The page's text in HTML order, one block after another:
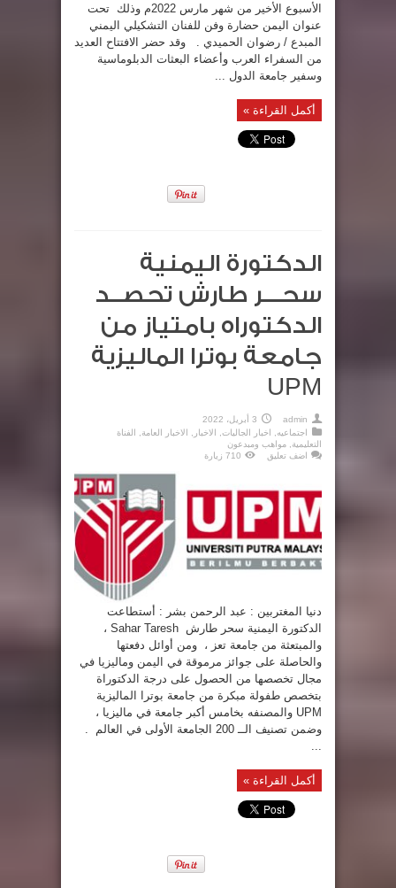
الأسبوع الأخير من شهر مارس 2022م وذلك تحت
عنوان اليمن حضارة وفن للفنان التشكيلي اليمني
المبدع / رضوان الحميدي . وقد حضر الافتتاح العديد
من السفراء العرب وأعضاء البعثات الدبلوماسية
وسفير جامعة الدول ...
أكمل القراءة »
الدكتورة اليمنية
سحـــر طارش تحصــد
الدكتوراه بامتياز من
جامعة بوترا الماليزية
UPM
admin
3 أبريل، 2022
اجتماعيه
اخبار الجاليات الاخبار الاخبار العامة
الفناة
التعليمية
مواهب ومبدعون
اضف تعليق
710 زيارة
دنيا المغتربين : عبد الرحمن بشر : أستطاعت
الدكتورة اليمنية سحر طارش Sahar Taresh ،
والمبتعثة من جامعة تعز ، ومن أوائل دفعتها
والحاصلة على جوائز مرموقة في اليمن وماليزيا في
مجال تخصصها من الحصول على درجة الدكتوراة
بتخصص طفولة مبكرة من جامعة بوترا الماليزية
UPM والمصنفه بخامس أكبر جامعة في ماليزيا ،
وضمن تصنيف الــ 200 الجامعة الأولى في العالم .
...
أكمل القراءة »